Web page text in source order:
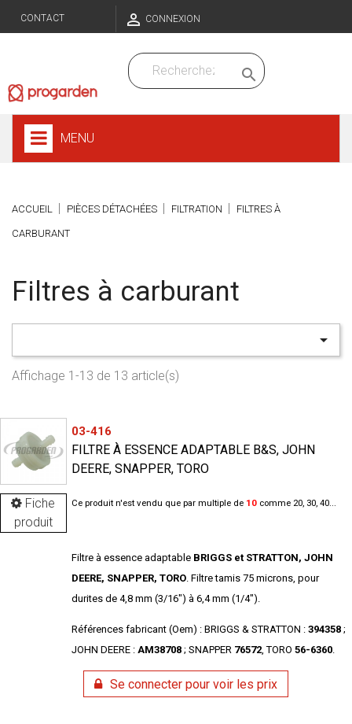
CONTACT  CONNEXION

MENU
ACCUEIL PIÈCES DÉTACHÉES FILTRATION FILTRES À
CARBURANT
Filtres à carburant

Affichage 1-13 de 13 article(s)
Fiche
produit
03-416
FILTRE À ESSENCE ADAPTABLE B&S, JOHN
DEERE, SNAPPER, TORO
Ce produit n'est vendu que par multiple de 10comme 20, 30, 40...
Filtre à essence adaptableBRIGGS et STRATTON, JOHN
DEERE, SNAPPER, TORO. Filtre tamis 75 microns, pour
durites de 4,8 mm (3/16") à 6,4 mm (1/4").
Références fabricant (Oem) : BRIGGS & STRATTON : 394358;
JOHN DEERE : AM38708; SNAPPER 76572, TORO 56-6360.
Se connecter pour voir les prix